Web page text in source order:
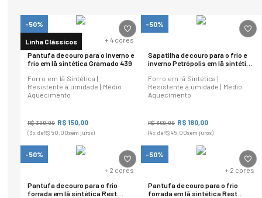
-50%
Linha Clássicos + 4 cores
Pantufa de couro para o inverno e
frio em lã sintética Gramado 439
Forro em lã Sintética |
Resistente à umidade | Médio
Aquecimento
R$300,00 R$ 150, 00
(3x deR$ 50,00sem juros)
-50%
Sapatilha de couro para o frio e
inverno Petrópolis em lã sintética
Forro em lã Sintética |
Resistente à umidade | Médio
Aquecimento
R$360,00 R$ 180 00
(4x deR$45,00sem juros)
-50%
+ 2 cores
Pantufa de couro para o frio
forrada em lã sintética Rest
-50%
+ 2 cores
Pantufa de couro para o frio
forrada em lã sintética Rest